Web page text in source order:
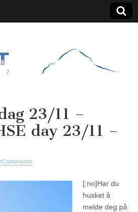
23/11 –
day 23/11 –
Comments
[:no]Har du
husket å
melde deg på